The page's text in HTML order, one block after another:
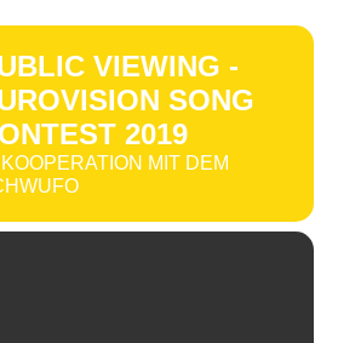
VIEWING -
SONG
2019
KOOPERATION MIT DEM